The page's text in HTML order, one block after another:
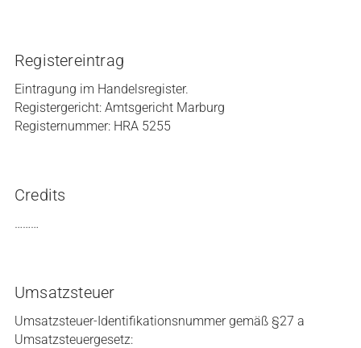
Registereintrag
Eintragung im Handelsregister.
Registergericht: Amtsgericht Marburg
Registernummer: HRA 5255
Credits
………
Umsatzsteuer
Umsatzsteuer-Identifikationsnummer gemäß §27 a
Umsatzsteuergesetz: